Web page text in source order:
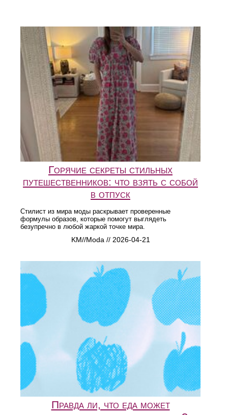
Горячие секреты стильных
путешественников: что взять с собой
в отпуск
Стилист из мира моды раскрывает проверенные
формулы образов, которые помогут выглядеть
безупречно в любой жаркой точке мира.
KM//Moda // 2026-04-21
Правда ли, что еда может